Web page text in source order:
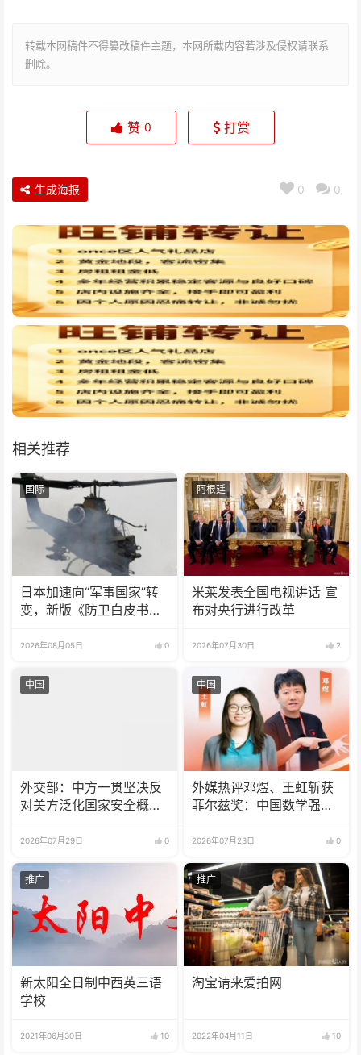
转载本网稿件不得篡改稿件主题，本网所载内容若涉及侵权请联系
删除。
赞 0 打赏
0 0
生成海报
相关推荐
国际
日本加速向“军事国家”转
变，新版《防卫白皮书》
2026年08月05日 0
阿根廷
米莱发表全国电视讲话 宣
布对央行进行改革
2026年07月30日 2
中国
外交部：中方一贯坚决反
对美方泛化国家安全概念
2026年07月29日 0
中国
外媒热评邓煜、王虹斩获
菲尔兹奖：中国数学强势
2026年07月23日 0
推广
新太阳全日制中西英三语
学校
2021年06月30日 10
推广
淘宝请来爱拍网
2022年04月11日 10